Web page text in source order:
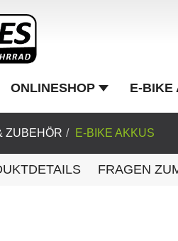
ONLINESHOP E-BIKE
ZUBEHÖR E-BIKE AKKUS
FRAGEN